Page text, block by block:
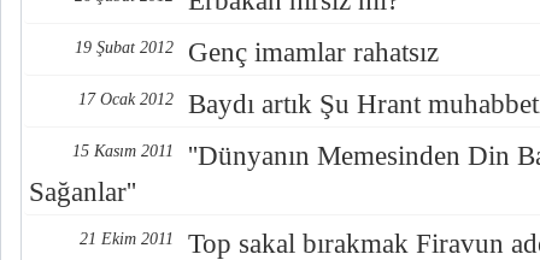
19 Şubat 2012 Genç imamlar rahatsız
17 Ocak 2012 Baydı artık Şu Hrant
15 Kasım 2011
''Dünyanın Memesinden Din
Sağanlar''
21 Ekim 2011 Top sakal bırakmak Firavun